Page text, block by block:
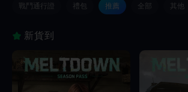
戰鬥通行證 禮包 推薦 全部 其他
新貨到